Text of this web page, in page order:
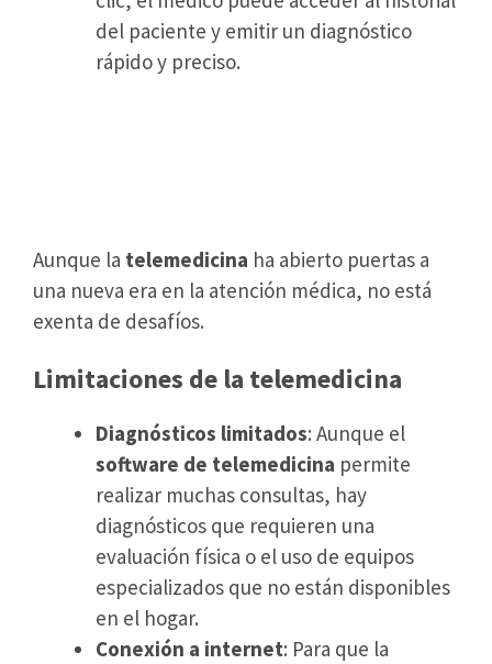
del paciente y emitir un diagnóstico
rápido y preciso.
Aunque la telemedicina ha abierto puertas a
una nueva era en la atención médica, no está
exenta de desafíos.
Limitaciones de la telemedicina
Diagnósticos limitados: Aunque el
software de telemedicina permite
realizar muchas consultas, hay
diagnósticos que requieren una
evaluación física o el uso de equipos
especializados que no están disponibles
en el hogar.
Conexión a internet: Para que la